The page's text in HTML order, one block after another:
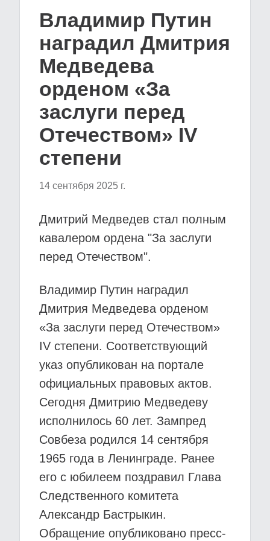
Владимир Путин
наградил Дмитрия
Медведева
орденом «За
заслуги перед
Отечеством» IV
степени
14 сентября 2025 г.
Дмитрий Медведев стал полным
кавалером ордена "За заслуги
перед Отечеством".
Владимир Путин наградил
Дмитрия Медведева орденом
«За заслуги перед Отечеством»
IV степени. Соответствующий
указ опубликован на портале
официальных правовых актов.
Сегодня Дмитрию Медведеву
исполнилось 60 лет. Зампред
Совбеза родился 14 сентября
1965 года в Ленинграде. Ранее
его с юбилеем поздравил Глава
Следственного комитета
Александр Бастрыкин.
Обращение опубликовано пресс-